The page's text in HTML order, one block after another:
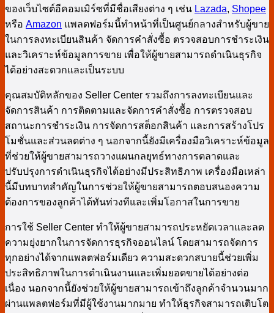
ของเว็บไซต์อีคอมเมิร์ซที่มีชื่อเสียงต่าง ๆ เช่น Lazada, Shopee
หรือ Amazon แพลตฟอร์มนี้ทำหน้าที่เป็นศูนย์กลางสำหรับผู้ขาย
ในการลงทะเบียนสินค้า จัดการคำสั่งซื้อ ตรวจสอบการชำระเงิน
และวิเคราะห์ข้อมูลการขาย เพื่อให้ผู้ขายสามารถดำเนินธุรกิจ
ได้อย่างสะดวกและเป็นระบบ
คุณสมบัติหลักของ Seller Center รวมถึงการลงทะเบียนและ
จัดการสินค้า การติดตามและจัดการคำสั่งซื้อ การตรวจสอบ
สถานะการชำระเงิน การจัดการสต็อกสินค้า และการสร้างโปร
โมชั่นและส่วนลดต่าง ๆ นอกจากนี้ยังมีเครื่องมือวิเคราะห์ข้อมูล
ที่ช่วยให้ผู้ขายสามารถวางแผนกลยุทธ์ทางการตลาดและ
ปรับปรุงการดำเนินธุรกิจได้อย่างมีประสิทธิภาพ เครื่องมือเหล่า
นี้มีบทบาทสำคัญในการช่วยให้ผู้ขายสามารถตอบสนองความ
ต้องการของลูกค้าได้ทันท่วงทีและเพิ่มโอกาสในการขาย
การใช้ Seller Center ทำให้ผู้ขายสามารถประหยัดเวลาและลด
ความยุ่งยากในการจัดการธุรกิจออนไลน์ โดยสามารถจัดการ
ทุกอย่างได้จากแพลตฟอร์มเดียว ความสะดวกสบายนี้ช่วยเพิ่ม
ประสิทธิภาพในการดำเนินงานและเพิ่มยอดขายได้อย่างต่อ
เนื่อง นอกจากนี้ยังช่วยให้ผู้ขายสามารถเข้าถึงลูกค้าจำนวนมาก
ผ่านแพลตฟอร์มที่มีผู้ใช้งานมากมาย ทำให้ธุรกิจสามารถเติบโต